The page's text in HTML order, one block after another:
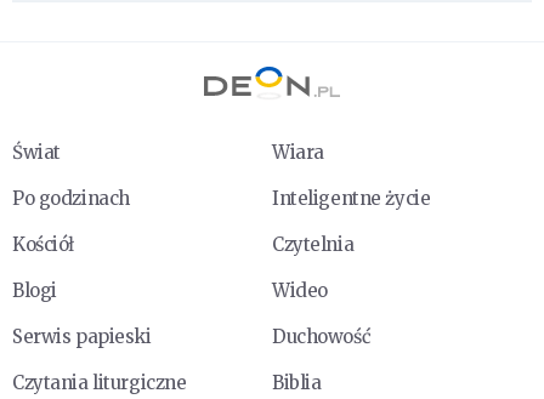
Świat
Wiara
Po godzinach
Inteligentne życie
Kościół
Czytelnia
Blogi
Wideo
Serwis papieski
Duchowość
Czytania liturgiczne
Biblia